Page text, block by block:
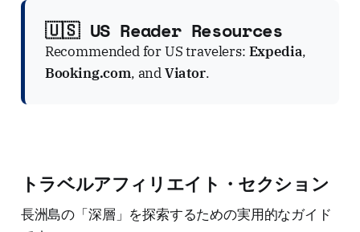
🇺🇸 US Reader Resources
Recommended for US travelers: Expedia,
Booking.com, andViator.
トラベルアフィリエイト・セクション
長洲島の「深層」を探索するための実用的なガイド